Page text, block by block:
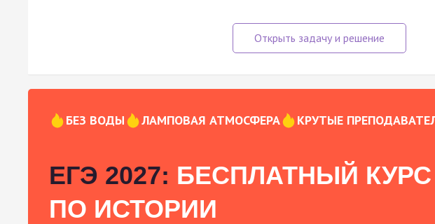
БЕЗ ВОДЫ ЛАМПОВАЯ АТМОСФЕРА КРУТЫЕ
ЕГЭ 2027: БЕСПЛАТНЫЙ КУРС
ПО ИСТОРИИ